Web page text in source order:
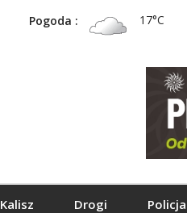
Pogoda : 17°C
Kalisz Drogi Policja